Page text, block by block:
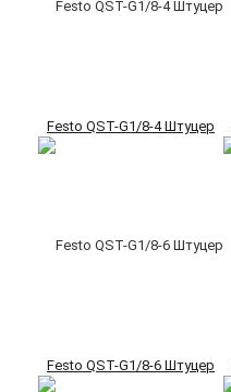
Festo QST-G1/8-4 Штуцер
Festo QST-G1/8-6 Штуцер